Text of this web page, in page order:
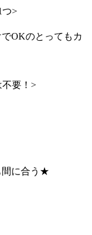
つ>
OKのとってもカ
不要！>
間に合う★